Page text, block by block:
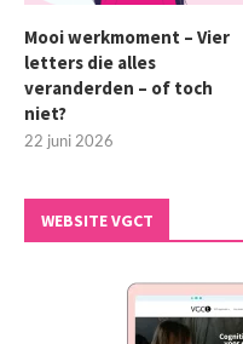
Mooi werkmoment – Vier
letters die alles
veranderden – of toch
niet?
22 juni 2026
WEBSITE VGCT